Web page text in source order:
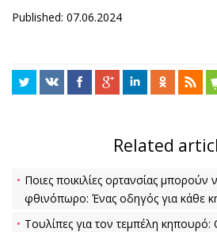
Published: 07.06.2024
Related
Ποιες ποικιλίες ορτανσίας
φθινόπωρο: Ένας οδηγός για κάθε
Τουλίπες για τον τεμπέλη κηπουρό: